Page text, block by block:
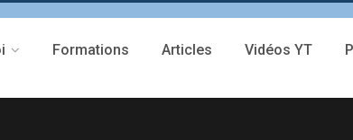
Formations Articles Vidéos YT